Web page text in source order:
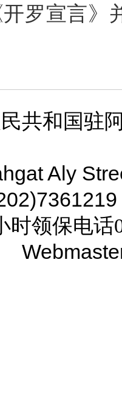
罗宣言》
共和国驻
Aly
时领保电话